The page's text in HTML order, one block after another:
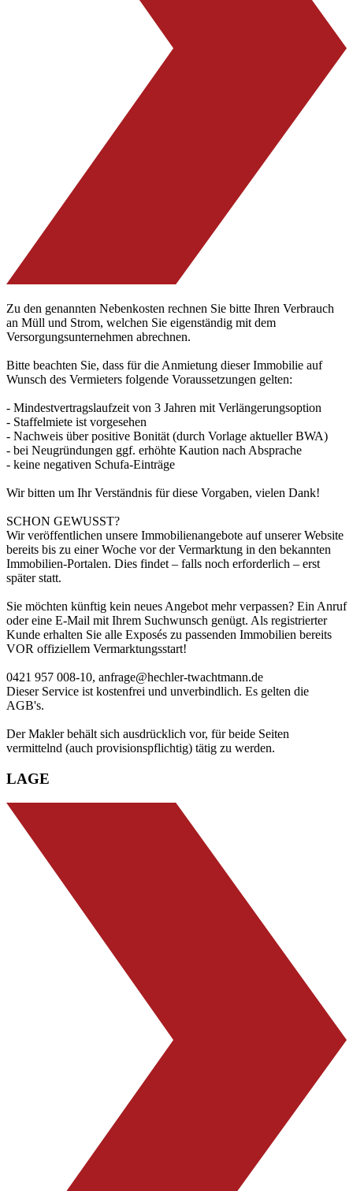
Zu den genannten Nebenkosten rechnen Sie bitte Ihren Verbrauch
an Müll und Strom, welchen Sie eigenständig mit dem
Versorgungsunternehmen abrechnen.
Bitte beachten Sie, dass für die Anmietung dieser Immobilie auf
Wunsch des Vermieters folgende Voraussetzungen gelten:
- Mindestvertragslaufzeit von 3 Jahren mit Verlängerungsoption
- Staffelmiete ist vorgesehen
- Nachweis über positive Bonität (durch Vorlage aktueller BWA)
- bei Neugründungen ggf. erhöhte Kaution nach Absprache
- keine negativen Schufa-Einträge
Wir bitten um Ihr Verständnis für diese Vorgaben, vielen Dank!
SCHON GEWUSST?
Wir veröffentlichen unsere Immobilienangebote auf unserer Website
bereits bis zu einer Woche vor der Vermarktung in den bekannten
Immobilien-Portalen. Dies findet – falls noch erforderlich – erst
später statt.
Sie möchten künftig kein neues Angebot mehr verpassen? Ein Anruf
oder eine E-Mail mit Ihrem Suchwunsch genügt. Als registrierter
Kunde erhalten Sie alle Exposés zu passenden Immobilien bereits
VOR offiziellem Vermarktungsstart!
0421 957 008-10, anfrage@hechler-twachtmann.de
Dieser Service ist kostenfrei und unverbindlich. Es gelten die
AGB's.
Der Makler behält sich ausdrücklich vor, für beide Seiten
vermittelnd (auch provisionspflichtig) tätig zu werden.
LAGE